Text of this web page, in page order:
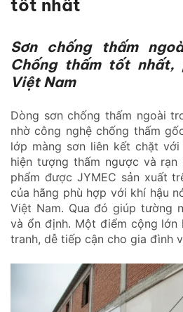
tốt nhất
Sơn chống thấm
Chống thấm tốt nhất,
Việt Nam
Dòng sơn chống thấm ngoài
nhờ công nghệ chống thấm
lớp màng sơn liên kết chặt
hiện tượng thấm ngược và rạn
phẩm được JYMEC sản xuất
của hãng phù hợp với khí hậu
Việt Nam. Qua đó giúp tường
và ổn định. Một điểm cộng lớn
tranh, dễ tiếp cận cho gia đình